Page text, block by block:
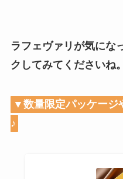
ラフェヴァリが気にな
クしてみてくださいね。
▼数量限定パッケージ
♪